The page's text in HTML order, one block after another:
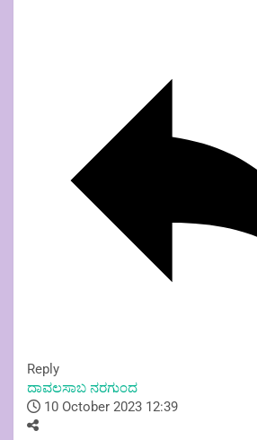
Reply
ದಾವಲಸಾಬ ನರಗುಂದ
10 October 2023 12:39